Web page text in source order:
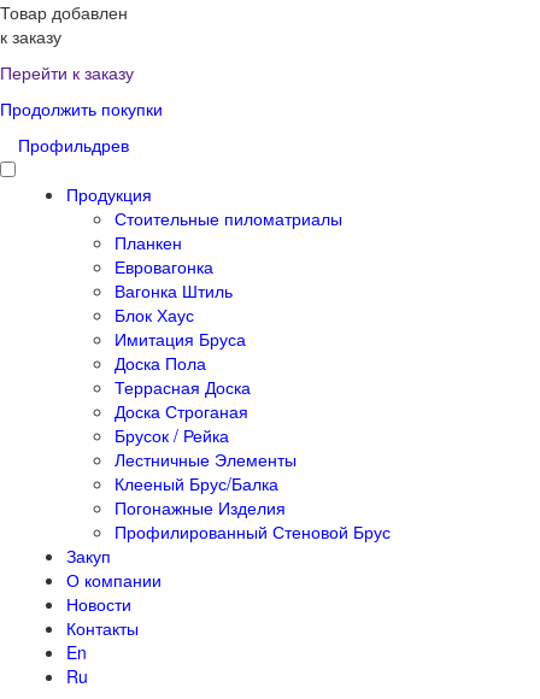
Товар добавлен
к заказу
Перейти к заказу
Продолжить покупки
Профильдрев
Продукция
Стоительные пиломатриалы
Планкен
Евровагонка
Вагонка Штиль
Блок Хаус
Имитация Бруса
Доска Пола
Террасная Доска
Доска Строганая
Брусок / Рейка
Лестничные Элементы
Клееный Брус/Балка
Погонажные Изделия
Профилированный Стеновой Брус
Закуп
О компании
Новости
Контакты
En
Ru